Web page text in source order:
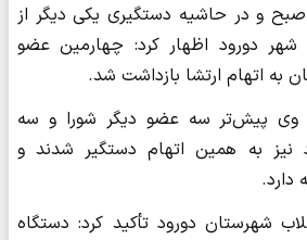
صبح و در حاشیه دستگیری یکی دیگر از
شهر دورود اظهار کرد: چهارمین عضو
به اتهام ارتشا بازداشت شد.
وی پیش‌تر سه عضو دیگر شورا و سه
نیز به همین اتهام دستگیر شدند و
دارد.
شهرستان دورود تأکید کرد: دستگاه